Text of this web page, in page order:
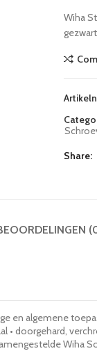
Wiha
Share
en algemene
• doorgehard,
Wiha